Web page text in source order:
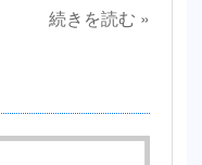
続きを読む »